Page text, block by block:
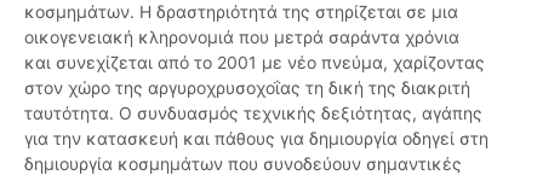
κοσμημάτων. Η δραστηριότητά της στηρίζεται σε μια
οικογενειακή κληρονομιά που μετρά σαράντα χρόνια
και συνεχίζεται από το 2001 με νέο πνεύμα, χαρίζοντας
στον χώρο της αργυροχρυσοχοΐας τη δική της διακριτή
ταυτότητα. Ο συνδυασμός τεχνικής δεξιότητας, αγάπης
για την κατασκευή και πάθους για δημιουργία οδηγεί στη
δημιουργία κοσμημάτων που συνοδεύουν σημαντικές